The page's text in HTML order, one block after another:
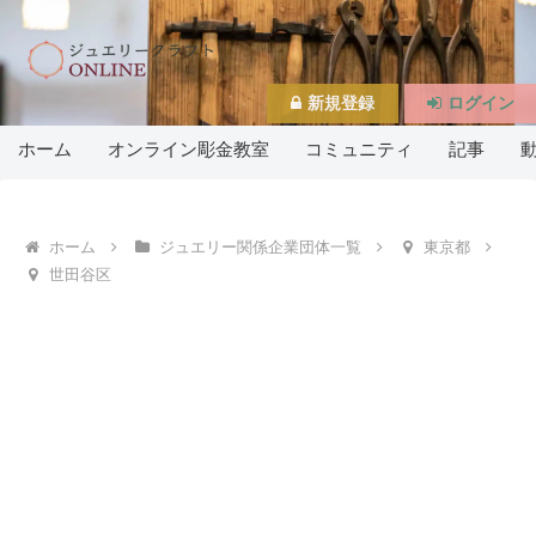
ホーム オンライン彫金教室 コミュニティ 記事
ホーム ジュエリー関係企業団体一覧
東京都
世田谷区
新規登録 ログイン